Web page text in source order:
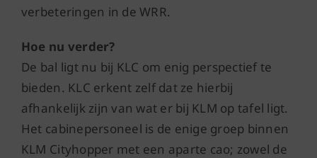
verbeteringen in de WRR.
Hoe nu verder?
De bal ligt nu bij KLC om enig perspectief te
bieden. KLC erkent zelf dat ze hierbij
afhankelijk zijn van wat er bij KLM op tafel ligt.
Het cabinepersoneel is de enige groep binnen
KLM Cityhopper met een aparte cao; zowel de